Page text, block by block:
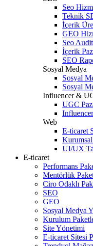
Seo
Teknik
İçerik
GEO
Seo
İçerik
SEO
Sosyal Medya
Sosyal
Sosyal
Influencer &
UGC
Web
E-ticaret
Kurumsal
UI/UX
E-ticaret
Performans
Mentörlük
Ciro Odaklı
SEO
GEO
Sosyal Medya
Kurulum
Site Yönetimi
E-ticaret Sitesi